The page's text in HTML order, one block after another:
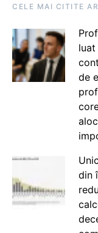
CELE MAI CITITE
de
din